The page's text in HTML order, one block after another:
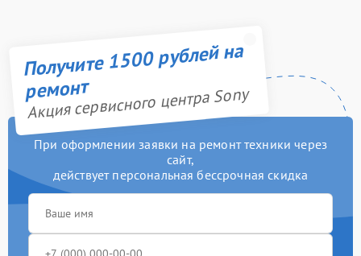
Получите 1500 рублей на
ремонт
Акция сервисного центра Sony
При оформлении заявки на ремонт техники через
сайт,
действует персональная бессрочная скидка